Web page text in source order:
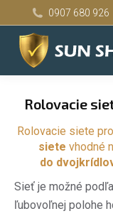
0907 680 926
Rolovacie
Rolovacie siete
siete vhodné
do
Sieť je možné
ľubovoľnej polohe